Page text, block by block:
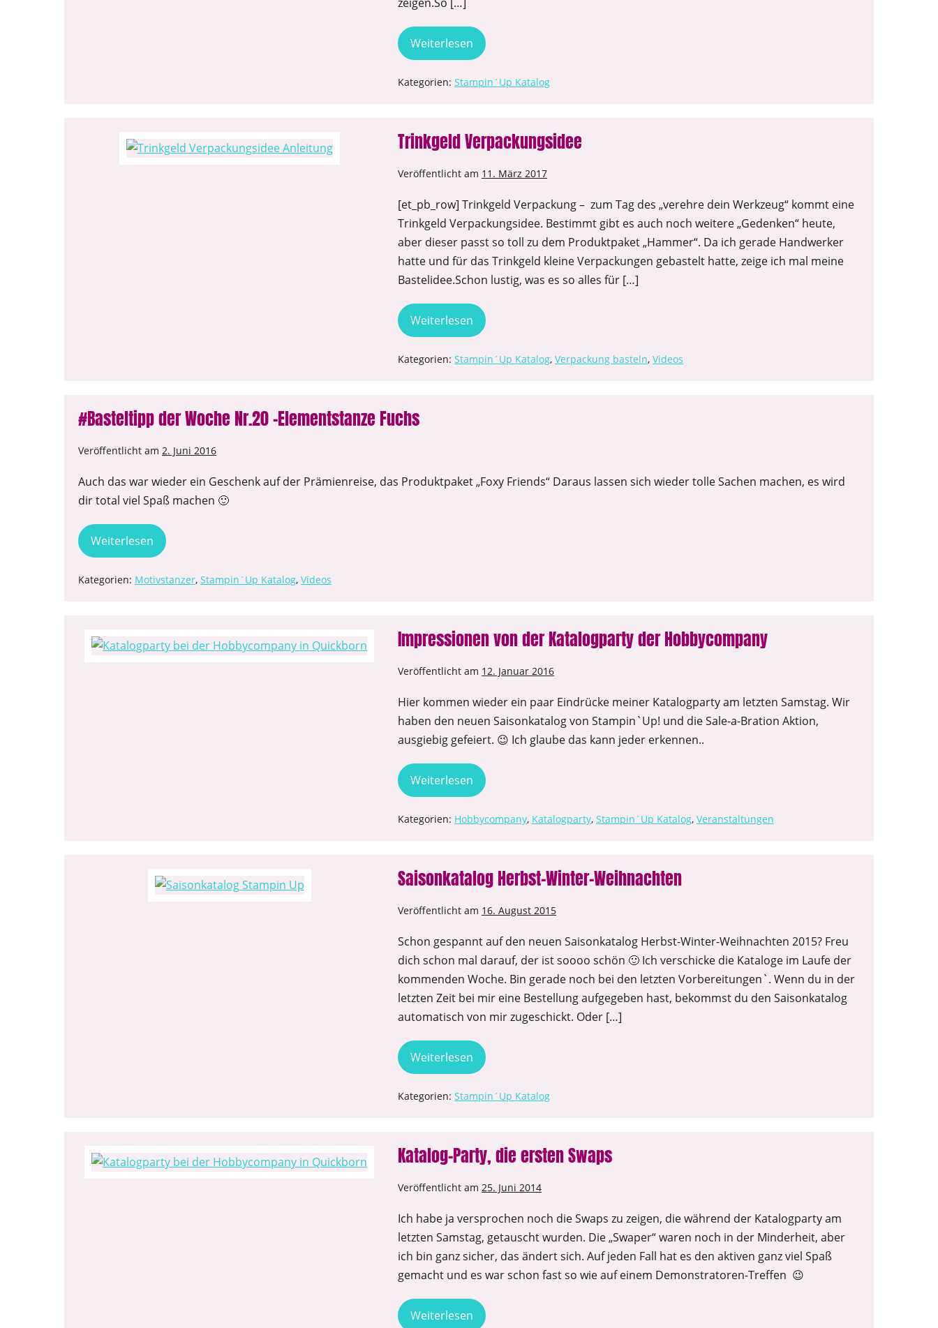
Weiterlesen
Kategorien: Stampin´Up Katalog
Trinkgeld Verpackungsidee
Veröffentlicht am 11. März 2017
[et_pb_row] Trinkgeld Verpackung – zum Tag des „verehre dein Werkzeug“ kommt eine
Trinkgeld Verpackungsidee. Bestimmt gibt es auch noch weitere „Gedenken“ heute,
aber dieser passt so toll zu dem Produktpaket „Hammer“. Da ich gerade Handwerker
hatte und für das Trinkgeld kleine Verpackungen gebastelt hatte, zeige ich mal meine
Bastelidee.Schon lustig, was es so alles für […]
Weiterlesen
Kategorien: Stampin´Up Katalog, Verpackung basteln, Videos
#Basteltipp der Woche Nr.20 -Elementstanze Fuchs
Veröffentlicht am 2. Juni 2016
Auch das war wieder ein Geschenk auf der Prämienreise, das Produktpaket „Foxy Friends“ Daraus lassen sich wieder tolle Sachen machen, es wird
dir total viel Spaß machen 🙂
Weiterlesen
Kategorien: Motivstanzer, Stampin´Up Katalog, Videos
Impressionen von der Katalogparty der Hobbycompany
Veröffentlicht am 12. Januar 2016
Hier kommen wieder ein paar Eindrücke meiner Katalogparty am letzten Samstag. Wir
haben den neuen Saisonkatalog von Stampin`Up! und die Sale-a-Bration Aktion,
ausgiebig gefeiert. 😉 Ich glaube das kann jeder erkennen..
Weiterlesen
Kategorien: Hobbycompany, Katalogparty, Stampin´Up Katalog, Veranstaltungen
Saisonkatalog Herbst-Winter-Weihnachten
Veröffentlicht am 16. August 2015
Schon gespannt auf den neuen Saisonkatalog Herbst-Winter-Weihnachten 2015? Freu
dich schon mal darauf, der ist soooo schön 🙂 Ich verschicke die Kataloge im Laufe der
kommenden Woche. Bin gerade noch bei den letzten Vorbereitungen`. Wenn du in der
letzten Zeit bei mir eine Bestellung aufgegeben hast, bekommst du den Saisonkatalog
automatisch von mir zugeschickt. Oder […]
Weiterlesen
Kategorien: Stampin´Up Katalog
Katalog-Party, die ersten Swaps
Veröffentlicht am 25. Juni 2014
Ich habe ja versprochen noch die Swaps zu zeigen, die während der Katalogparty am
letzten Samstag, getauscht wurden. Die „Swaper“ waren noch in der Minderheit, aber
ich bin ganz sicher, das ändert sich. Auf jeden Fall hat es den aktiven ganz viel Spaß
gemacht und es war schon fast so wie auf einem Demonstratoren-Treffen 😉
Weiterlesen